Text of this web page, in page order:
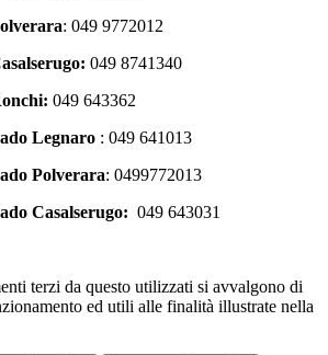
: 049 9772012
049 8741340
049 643362
Legnaro : 049 641013
Polverara: 0499772013
Casalserugo: 049 643031
terzi da questo utilizzati si avvalgono di
ed utili alle finalità illustrate nella